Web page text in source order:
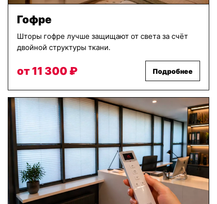
Гофре
Шторы гофре лучше защищают от света за счёт
двойной структуры ткани.
от 11 300 ₽ Подробнее